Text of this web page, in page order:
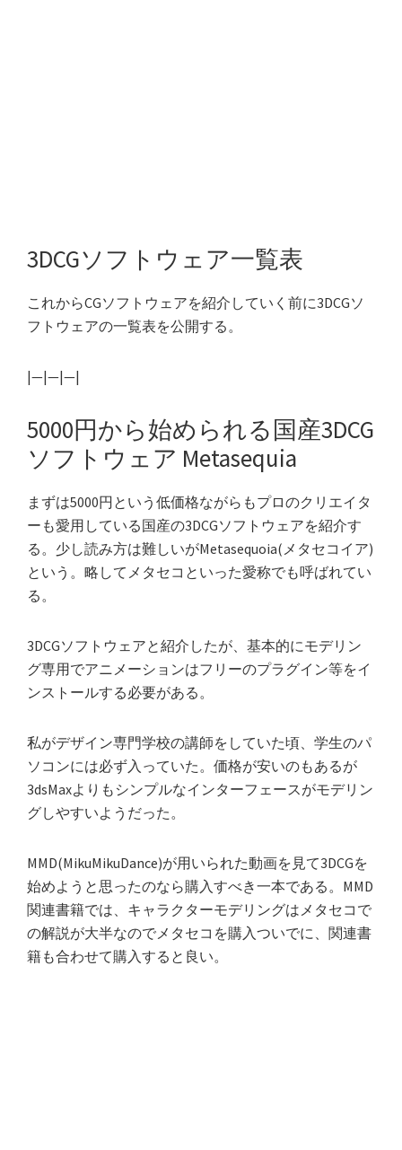
3DCGソフトウェア一覧表
これからCGソフトウェアを紹介していく前に3DCGソ
フトウェアの一覧表を公開する。
|—|—|—|
5000円から始められる国産3DCG
ソフトウェア Metasequia
まずは5000円という低価格ながらもプロのクリエイタ
ーも愛用している国産の3DCGソフトウェアを紹介す
る。少し読み方は難しいがMetasequoia(メタセコイア)
という。略してメタセコといった愛称でも呼ばれてい
る。
3DCGソフトウェアと紹介したが、基本的にモデリン
グ専用でアニメーションはフリーのプラグイン等をイ
ンストールする必要がある。
私がデザイン専門学校の講師をしていた頃、学生のパ
ソコンには必ず入っていた。価格が安いのもあるが
3dsMaxよりもシンプルなインターフェースがモデリン
グしやすいようだった。
MMD(MikuMikuDance)が用いられた動画を見て3DCGを
始めようと思ったのなら購入すべき一本である。MMD
関連書籍では、キャラクターモデリングはメタセコで
の解説が大半なのでメタセコを購入ついでに、関連書
籍も合わせて購入すると良い。